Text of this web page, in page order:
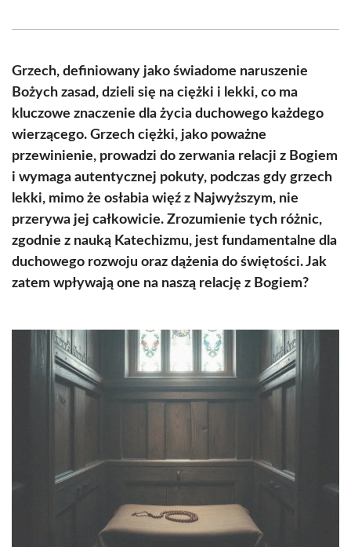
(Twitter)
Grzech, definiowany jako świadome naruszenie
Bożych zasad, dzieli się na ciężki i lekki, co ma
kluczowe znaczenie dla życia duchowego każdego
wierzącego. Grzech ciężki, jako poważne
przewinienie, prowadzi do zerwania relacji z Bogiem
i wymaga autentycznej pokuty, podczas gdy grzech
lekki, mimo że osłabia więź z Najwyższym, nie
przerywa jej całkowicie. Zrozumienie tych różnic,
zgodnie z nauką Katechizmu, jest fundamentalne dla
duchowego rozwoju oraz dążenia do świętości. Jak
zatem wpływają one na naszą relację z Bogiem?